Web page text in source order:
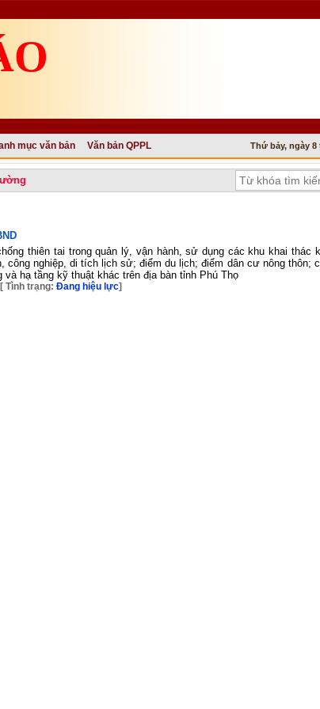
mục văn bản Văn bản QPPL Thứ bảy, ngày 8
thiên tai trong quản lý, vận hành, sử dụng các khu khai thác
công nghiệp, di tích lịch sử; điểm du lịch; điểm dân cư nông thôn;
hạ tầng kỹ thuật khác trên địa bàn tỉnh Phú Thọ
[ Tình trạng: Đang hiệu lực]